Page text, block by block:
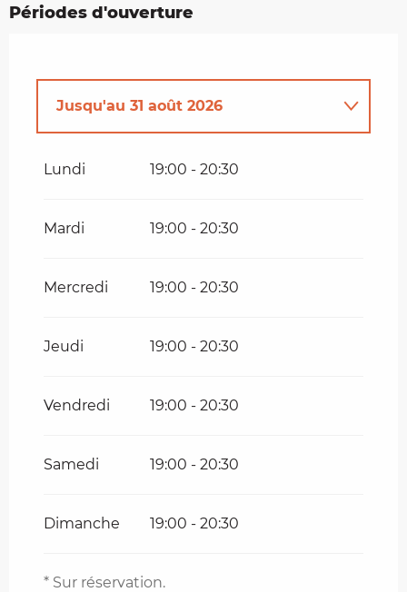
Périodes d'ouverture
Jusqu'au 31 août 2026
Lundi 19:00 - 20:30
Mardi 19:00 - 20:30
Mercredi 19:00 - 20:30
Jeudi 19:00 - 20:30
Vendredi 19:00 - 20:30
Samedi 19:00 - 20:30
Dimanche 19:00 - 20:30
* Sur réservation.